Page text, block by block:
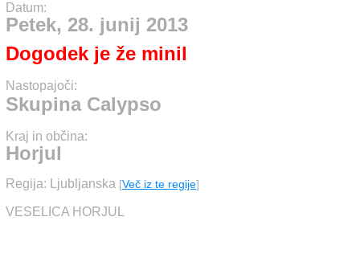
Datum:
Petek, 28. junij 2013
Dogodek je že minil
Nastopajoči:
Skupina Calypso
Kraj in občina:
Horjul
Regija: Ljubljanska [Več iz te regije]
VESELICA HORJUL